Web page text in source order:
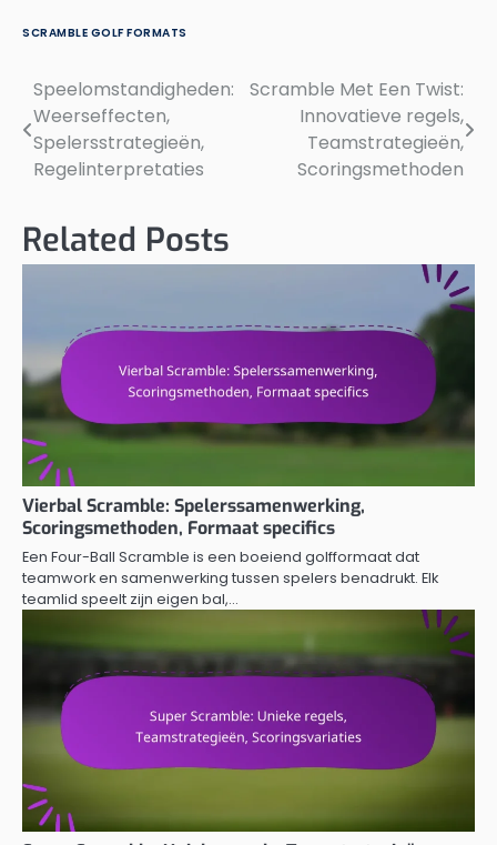
SCRAMBLE GOLF FORMATS
Post
navigation
Speelomstandigheden:
Weerseffecten,
Spelersstrategieën,
Regelinterpretaties
Scramble Met Een Twist:
Innovatieve regels,
Teamstrategieën,
Scoringsmethoden
Related Posts
Vierbal Scramble: Spelerssamenwerking,
Scoringsmethoden, Formaat specifics
Een Four-Ball Scramble is een boeiend golfformaat dat
teamwork en samenwerking tussen spelers benadrukt. Elk
teamlid speelt zijn eigen bal,…